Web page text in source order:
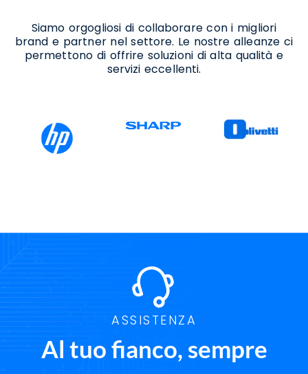
Siamo orgogliosi di collaborare con i migliori
brand e partner nel settore. Le nostre alleanze ci
permettono di offrire soluzioni di alta qualità e
servizi eccellenti.
ASSISTENZA
Al tuo fianco, sempre